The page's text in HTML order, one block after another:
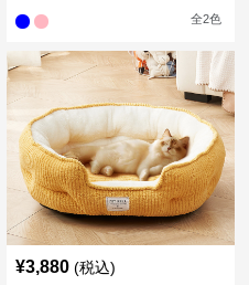
全2色
¥3,880 (税込)